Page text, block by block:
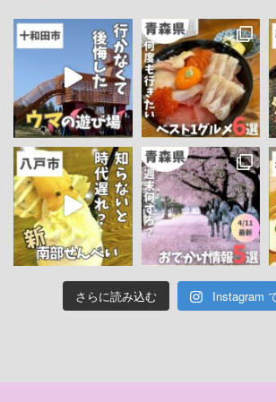
さらに読み込む Instagram